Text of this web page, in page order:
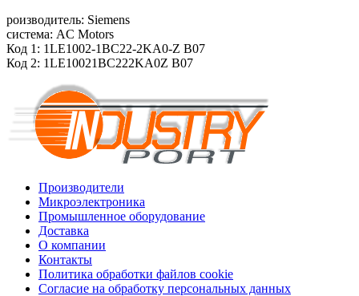
роизводитель: Siemens
система: AC Motors
Код 1: 1LE1002-1BC22-2KA0-Z B07
Код 2: 1LE10021BC222KA0Z B07
Производители
Микроэлектроника
Промышленное оборудование
Доставка
О компании
Контакты
Политика обработки файлов cookie
Согласие на обработку персональных данных